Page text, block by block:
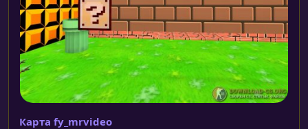
Карта fy_mrvideo